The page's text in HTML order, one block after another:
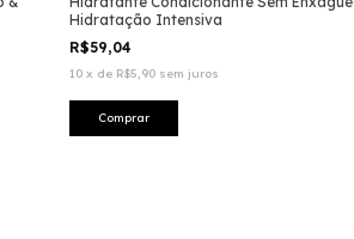
Hidratação Intensiva
R$59,04
10 x de R$5,90 sem juros